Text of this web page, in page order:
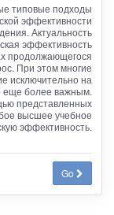
типовые подходы
эффективности
Актуальность
эффективность
продолжающегося
При этом многие
исключительно на
еще более важным.
представленных
высшее учебное
эффективность.
Go